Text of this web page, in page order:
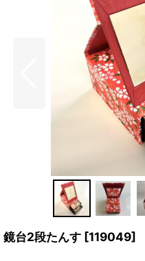
鏡台2段たんす [119049]